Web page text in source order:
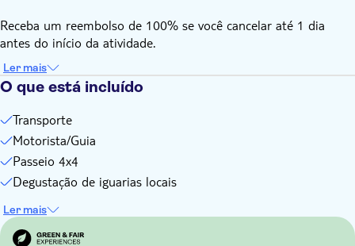
Receba um reembolso de 100% se você cancelar até 1 dia
antes do início da atividade.
Ler mais
O que está incluído
Transporte
Motorista/Guia
Passeio 4x4
Degustação de iguarias locais
Ler mais